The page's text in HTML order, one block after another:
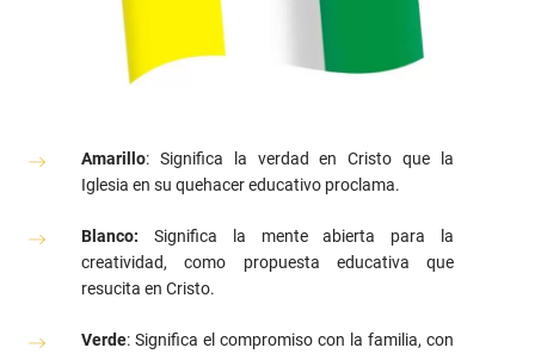
Amarillo: Significa la verdad en Cristo que la
Iglesia en su quehacer educativo proclama.
Blanco: Significa la mente abierta para la
creatividad, como propuesta educativa que
resucita en Cristo.
Verde: Significa el compromiso con la familia, con